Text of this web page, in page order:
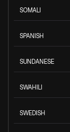
SOMALI
SPANISH
SUNDANESE
SWAHILI
SWEDISH